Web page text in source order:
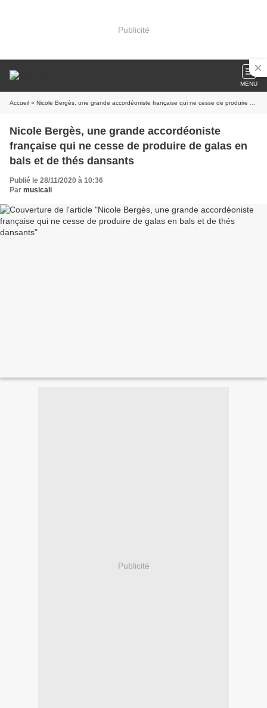
Publicité
MENU
Accueil » Nicole Bergès, une grande accordéoniste française qui ne cesse de produire de galas en bals et de thés dansants
Nicole Bergès, une grande accordéoniste
française qui ne cesse de produire de galas en
bals et de thés dansants
Publié le 28/11/2020 à 10:36
Par musicali
Publicité